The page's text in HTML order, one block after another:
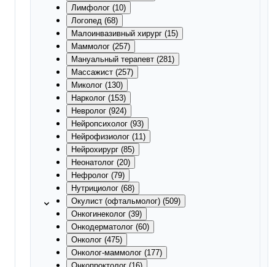
Лимфолог (10)
Логопед (68)
Малоинвазивный хирург (15)
Маммолог (257)
Мануальный терапевт (281)
Массажист (257)
Миколог (130)
Нарколог (153)
Невролог (924)
Нейропсихолог (93)
Нейрофизиолог (11)
Нейрохирург (85)
Неонатолог (20)
Нефролог (79)
Нутрициолог (68)
Окулист (офтальмолог) (509)
Онкогинеколог (39)
Онкодерматолог (60)
Онколог (475)
Онколог-маммолог (177)